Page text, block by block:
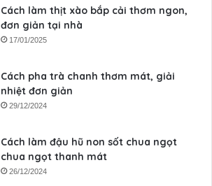
Cách làm thịt xào bắp cải thơm ngon,
đơn giản tại nhà
17/01/2025
Cách pha trà chanh thơm mát, giải
nhiệt đơn giản
29/12/2024
Cách làm đậu hũ non sốt chua ngọt
chua ngọt thanh mát
26/12/2024